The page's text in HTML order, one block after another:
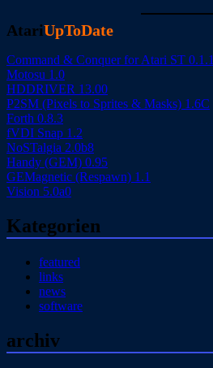
AtariUpToDate
Command & Conquer for Atari ST 0.1.1
Motosu 1.0
HDDRIVER 13.00
P2SM (Pixels to Sprites & Masks) 1.6C
Forth 0.8.3
fVDI Snap 1.2
NoSTalgia 2.0b8
Handy (GEM) 0.95
GEMagnetic (Respawn) 1.1
Vision 5.0a0
Kategorien
featured
links
news
software
archiv